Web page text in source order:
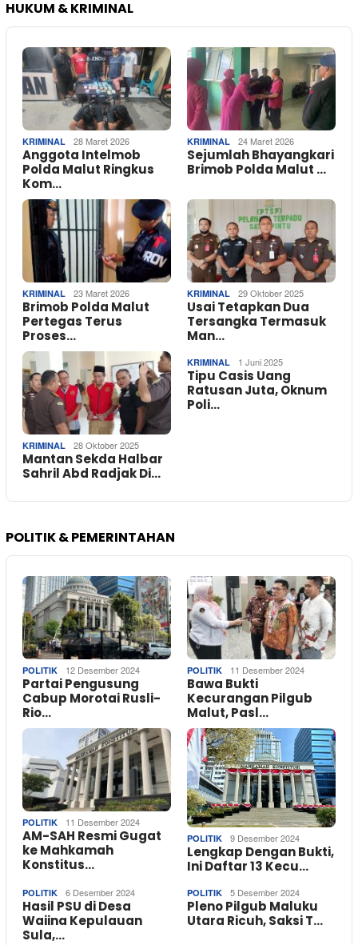
HUKUM & KRIMINAL
KRIMINAL 28 Maret 2026
Anggota Intelmob
Polda Malut Ringkus
Kom…
KRIMINAL 24 Maret 2026
Sejumlah Bhayangkari
Brimob Polda Malut …
KRIMINAL 23 Maret 2026
Brimob Polda Malut
Pertegas Terus
Proses…
KRIMINAL 29 Oktober 2025
Usai Tetapkan Dua
Tersangka Termasuk
Man…
KRIMINAL 28 Oktober 2025
Mantan Sekda Halbar
Sahril Abd Radjak Di…
KRIMINAL 1 Juni 2025
Tipu Casis Uang
Ratusan Juta, Oknum
Poli…
POLITIK & PEMERINTAHAN
POLITIK 12 Desember 2024
Partai Pengusung
Cabup Morotai Rusli-
Rio…
POLITIK 11 Desember 2024
Bawa Bukti
Kecurangan Pilgub
Malut, Pasl…
POLITIK 11 Desember 2024
AM-SAH Resmi Gugat
ke Mahkamah
Konstitus…
POLITIK 9 Desember 2024
Lengkap Dengan Bukti,
Ini Daftar 13 Kecu…
POLITIK 6 Desember 2024
Hasil PSU di Desa
Waiina Kepulauan
Sula,…
POLITIK 5 Desember 2024
Pleno Pilgub Maluku
Utara Ricuh, Saksi T…